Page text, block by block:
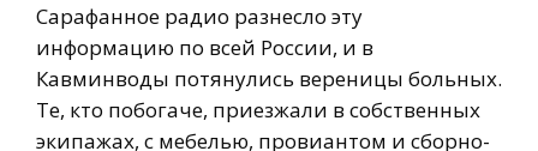
Сарафанное радио разнесло эту
информацию по всей России, и в
Кавминводы потянулись вереницы больных.
Те, кто побогаче, приезжали в собственных
экипажах, с мебелью, провиантом и сборно-